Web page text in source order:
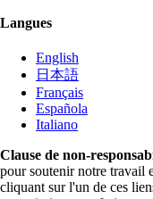
Langues
English
日本語
Français
Española
Italiano
Clause de non-
pour soutenir notre travail
cliquant sur l'un de ces